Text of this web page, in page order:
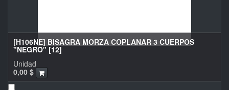
[H106NE] BISAGRA MORZA COPLANAR 3 CUERPOS
"NEGRO" [12]
0,00 $
Unidad